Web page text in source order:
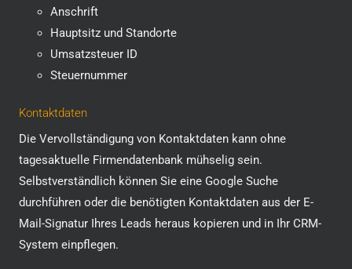
Anschrift
Hauptsitz und Standorte
Umsatzsteuer ID
Steuernummer
Kontaktdaten
Die Vervollständigung von Kontaktdaten kann ohne
tagesaktuelle Firmendatenbank mühselig sein.
Selbstverständlich können Sie eine Google Suche
durchführen oder die benötigten Kontaktdaten aus der E-
Mail-Signatur Ihres Leads heraus kopieren und in Ihr CRM-
System einpflegen.